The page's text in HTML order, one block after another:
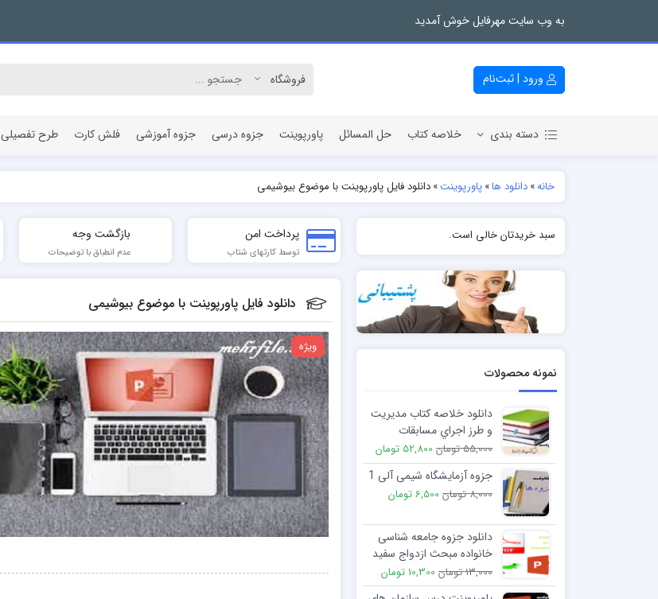
به وب سایت مهرفایل خوش آمدید
ورود | ثبت‌نام
دسته بندی
مقاله پژوهشی
خلاصه کتاب حل المسائل پاورپوینت جزوه درسی جزوه آموزشی فلش کارت طرح تفصیلی
خانه»دانلود ها»پاورپوینت»دانلود فایل پاورپوینت با موضوع بیوشیمی
پرداخت امن
توسط کارتهای شتاب
بازگشت وجه
عدم انطباق با توضیحات
دانلود فایل پاورپوینت با موضوع بیوشیمی
ویژه
سبد خریدتان خالی است.
نمونه محصولات
دانلود خلاصه کتاب مديريت
و طرز اجراي مسابقات
55,000 تومان 52,800 تومان
جزوه آزمایشگاه شیمی آلی 1
8,000 تومان 6,500 تومان
دانلود جزوه جامعه شناسی
خانواده مبحث ازدواج سفید
13,000 تومان 10,300 تومان